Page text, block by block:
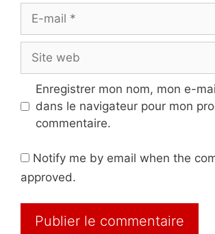
Site
web
Enregistrer mon nom, mon e-
dans le navigateur pour mon
commentaire.
Notify me by email when the
approved.